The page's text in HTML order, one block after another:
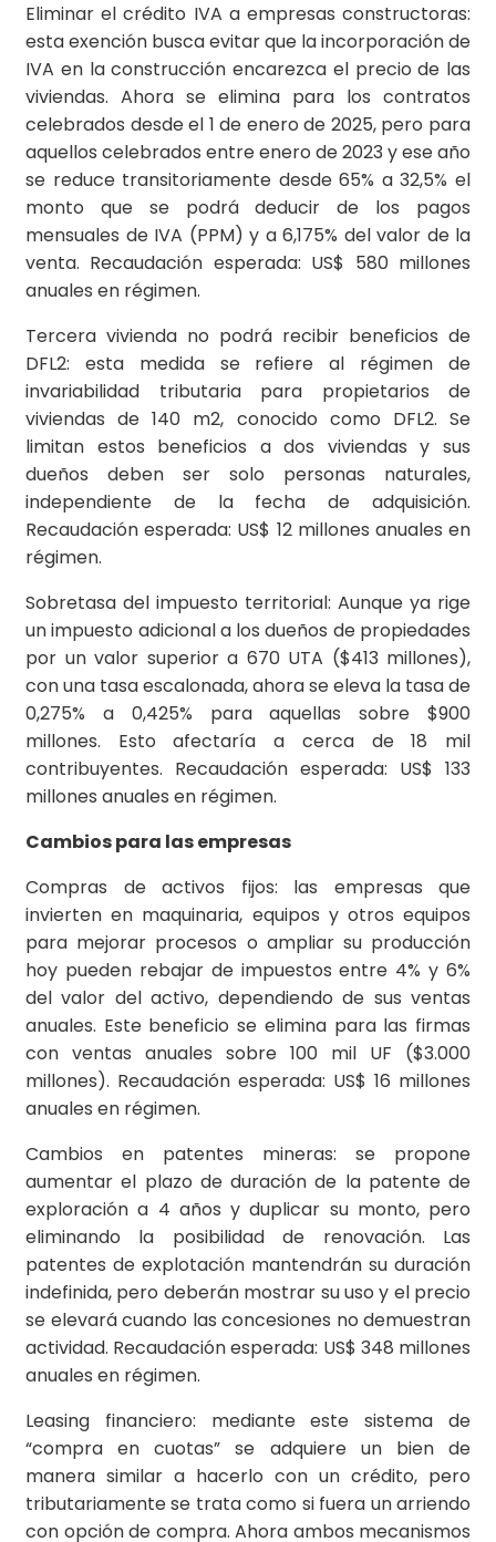
Eliminar el crédito IVA a empresas constructoras:
esta exención busca evitar que la incorporación de
IVA en la construcción encarezca el precio de las
viviendas. Ahora se elimina para los contratos
celebrados desde el 1 de enero de 2025, pero para
aquellos celebrados entre enero de 2023 y ese año
se reduce transitoriamente desde 65% a 32,5% el
monto que se podrá deducir de los pagos
mensuales de IVA (PPM) y a 6,175% del valor de la
venta. Recaudación esperada: US$ 580 millones
anuales en régimen.
Tercera vivienda no podrá recibir beneficios de
DFL2: esta medida se refiere al régimen de
invariabilidad tributaria para propietarios de
viviendas de 140 m2, conocido como DFL2. Se
limitan estos beneficios a dos viviendas y sus
dueños deben ser solo personas naturales,
independiente de la fecha de adquisición.
Recaudación esperada: US$ 12 millones anuales en
régimen.
Sobretasa del impuesto territorial: Aunque ya rige
un impuesto adicional a los dueños de propiedades
por un valor superior a 670 UTA ($413 millones),
con una tasa escalonada, ahora se eleva la tasa de
0,275% a 0,425% para aquellas sobre $900
millones. Esto afectaría a cerca de 18 mil
contribuyentes. Recaudación esperada: US$ 133
millones anuales en régimen.
Cambios para las empresas
Compras de activos fijos: las empresas que
invierten en maquinaria, equipos y otros equipos
para mejorar procesos o ampliar su producción
hoy pueden rebajar de impuestos entre 4% y 6%
del valor del activo, dependiendo de sus ventas
anuales. Este beneficio se elimina para las firmas
con ventas anuales sobre 100 mil UF ($3.000
millones). Recaudación esperada: US$ 16 millones
anuales en régimen.
Cambios en patentes mineras: se propone
aumentar el plazo de duración de la patente de
exploración a 4 años y duplicar su monto, pero
eliminando la posibilidad de renovación. Las
patentes de explotación mantendrán su duración
indefinida, pero deberán mostrar su uso y el precio
se elevará cuando las concesiones no demuestran
actividad. Recaudación esperada: US$ 348 millones
anuales en régimen.
Leasing financiero: mediante este sistema de
“compra en cuotas” se adquiere un bien de
manera similar a hacerlo con un crédito, pero
tributariamente se trata como si fuera un arriendo
con opción de compra. Ahora ambos mecanismos